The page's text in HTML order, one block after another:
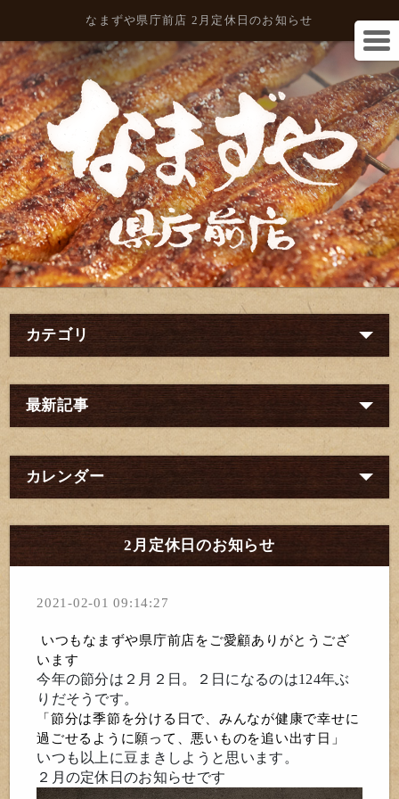
なまずや県庁前店 2月定休日のお知らせ
カテゴリ
最新記事
カレンダー
2月定休日のお知らせ
2021-02-01 09:14:27
いつもなまずや県庁前店をご愛顧ありがとうござ
います
今年の節分は２月２日。２日になるのは124年ぶ
りだそうです。
「節分は季節を分ける日で、みんなが健康で幸せに
過ごせるように願って、悪いものを追い出す日」
いつも以上に豆まきしようと思います。
２月の定休日のお知らせです